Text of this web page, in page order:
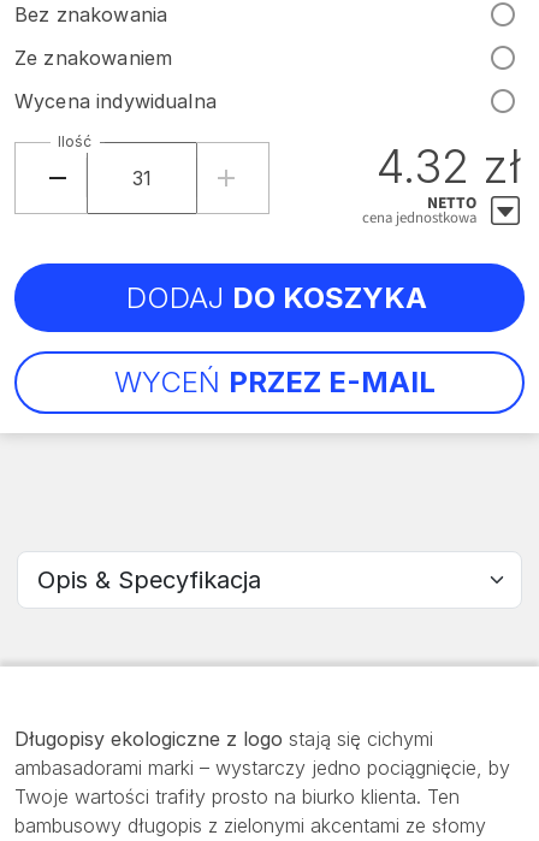
Długopisy ekologiczne z logo stają się cichymi
ambasadorami marki – wystarczy jedno pociągnięcie, by
Twoje wartości trafiły prosto na biurko klienta. Ten
bambusowy długopis z zielonymi akcentami ze słomy
Wybierz sekcję
Bez znakowania
Ze znakowaniem
Wycena indywidualna
Ilość 4.32 zł
NETTO
cena jednostkowa
WYCEŃ PRZEZ E-MAIL
DODAJ DO KOSZYKA